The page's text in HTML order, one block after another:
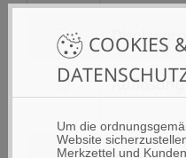
COOKIES
Um die
Website
Merkzettel und
nach
Lüfterlos
filtern
nach
Displaygröße
filtern
Auflösung
Auflösung